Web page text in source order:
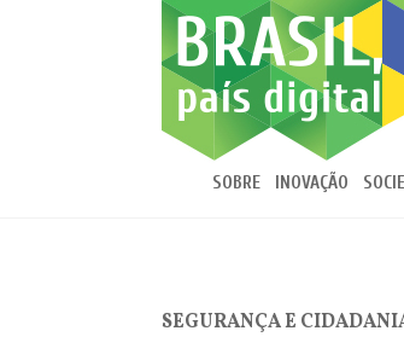
SOBRE INOVAÇÃO
SEGURANÇA E